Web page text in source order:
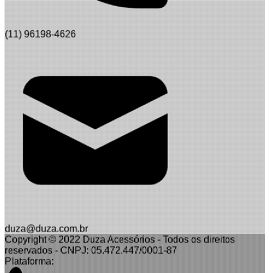
(11) 96198-4626
duza@duza.com.br
Copyright © 2022 Duza Acessórios - Todos os direitos
reservados - CNPJ: 05.472.447/0001-87
Plataforma: